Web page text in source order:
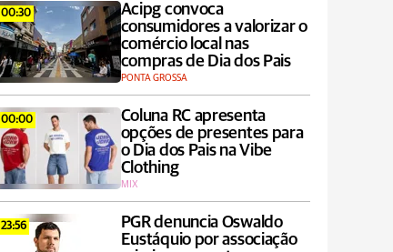
00:30
Acipg convoca
consumidores a valorizar o
comércio local nas
compras de Dia dos Pais
PONTA GROSSA
00:00
Coluna RC apresenta
opções de presentes para
o Dia dos Pais na Vibe
Clothing
MIX
23:56
PGR denuncia Oswaldo
Eustáquio por associação